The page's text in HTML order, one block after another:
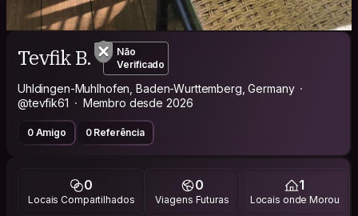
Tevfik B.
Não
Verificado
Uhldingen-Muhlhofen, Baden-Wurttemberg, Germany
@tevfik61
Membro desde 2026
0 Amigo 0 Referência
0
Locais Compartilhados
0
Viagens Futuras
1
Locais onde Morou